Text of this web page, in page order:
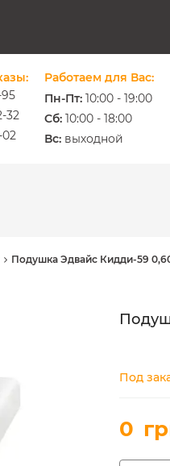
32
02
Работаем для Вас:
Пн-Пт: 10:00 - 19:00
Cб: 10:00 - 18:00
Вс: выходной
Подушка Эдвайс Кидди-59
Под
0